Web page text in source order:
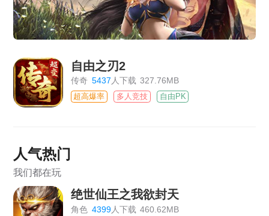
自由之刃2
传奇 5437 人下载 327.76MB
超高爆率 多人竞技 自由PK
人气热门
我们都在玩
绝世仙王之我欲封天
角色 4399人下载 460.62MB